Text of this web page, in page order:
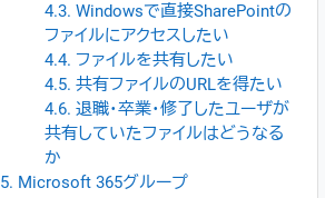
4.3. Windowsで直接SharePointの
ファイルにアクセスしたい
4.4. ファイルを共有したい
4.5. 共有ファイルのURLを得たい
4.6. 退職・卒業・修了したユーザが
共有していたファイルはどうなる
か
5. Microsoft 365グループ